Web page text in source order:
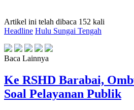
Artikel ini telah dibaca 152 kali
Headline Hulu Sungai Tengah
Baca Lainnya
Ke RSHD Barabai,
Soal Pelayanan Publik